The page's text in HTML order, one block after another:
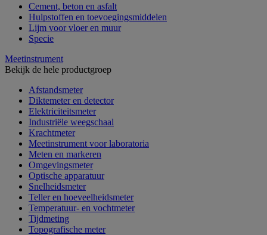
Cement, beton en asfalt
Hulpstoffen en toevoegingsmiddelen
Lijm voor vloer en muur
Specie
Meetinstrument
Bekijk de hele productgroep
Afstandsmeter
Diktemeter en detector
Elektriciteitsmeter
Industriële weegschaal
Krachtmeter
Meetinstrument voor laboratoria
Meten en markeren
Omgevingsmeter
Optische apparatuur
Snelheidsmeter
Teller en hoeveelheidsmeter
Temperatuur- en vochtmeter
Tijdmeting
Topografische meter